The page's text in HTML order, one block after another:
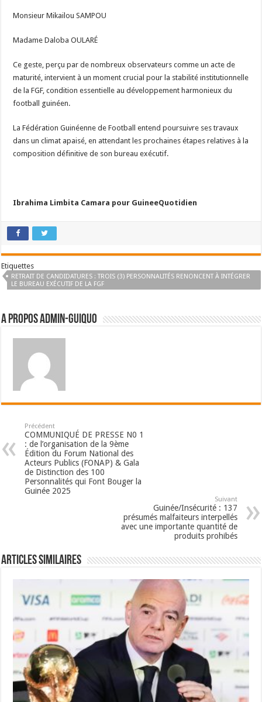
Monsieur Mikailou SAMPOU
Madame Daloba OULARÉ
Ce geste, perçu par de nombreux observateurs comme un acte de
maturité, intervient à un moment crucial pour la stabilité institutionnelle
de la FGF, condition essentielle au développement harmonieux du
football guinéen.
La Fédération Guinéenne de Football entend poursuivre ses travaux
dans un climat apaisé, en attendant les prochaines étapes relatives à la
composition définitive de son bureau exécutif.
Ibrahima Limbita Camara pour GuineeQuotidien
Etiquettes
RETRAIT DE CANDIDATURES : TROIS (3) PERSONNALITÉS RENONCENT À INTÉGRER
LE BUREAU EXÉCUTIF DE LA FGF
A propos admin-guiquo
Précédent
COMMUNIQUÉ DE PRESSE N0 1
: de l’organisation de la 9ème
Édition du Forum National des
Acteurs Publics (FONAP) & Gala
de Distinction des 100
Personnalités qui Font Bouger la
Guinée 2025
Suivant
Guinée/Insécurité : 137
présumés malfaiteurs interpellés
avec une importante quantité de
produits prohibés
Articles Similaires